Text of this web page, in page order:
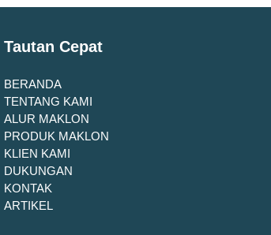
Tautan Cepat
BERANDA
TENTANG KAMI
ALUR MAKLON
PRODUK MAKLON
KLIEN KAMI
DUKUNGAN
KONTAK
ARTIKEL